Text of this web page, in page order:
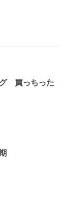
グ 買っちった